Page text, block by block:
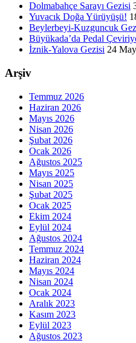
Dolmabahçe Sarayı Gezisi
Yuvacık Doğa Yürüyüşü!
Beylerbeyi-Kuzguncuk
Büyükada’da Pedal
İznik-Yalova Gezisi 24
Arşiv
Temmuz 2026
Haziran 2026
Mayıs 2026
Nisan 2026
Şubat 2026
Ocak 2026
Ağustos 2025
Mayıs 2025
Nisan 2025
Şubat 2025
Ocak 2025
Ekim 2024
Eylül 2024
Ağustos 2024
Temmuz 2024
Haziran 2024
Mayıs 2024
Nisan 2024
Ocak 2024
Aralık 2023
Kasım 2023
Eylül 2023
Ağustos 2023